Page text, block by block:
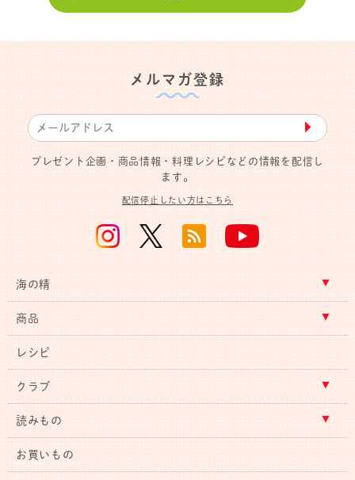
メルマガ登録
▶︎
プレゼント企画・商品情報・料理レシピなどの情報を配信し
ます。
配信停止したい方はこちら
海の精
商品
レシピ
クラブ
読みもの
お買いもの